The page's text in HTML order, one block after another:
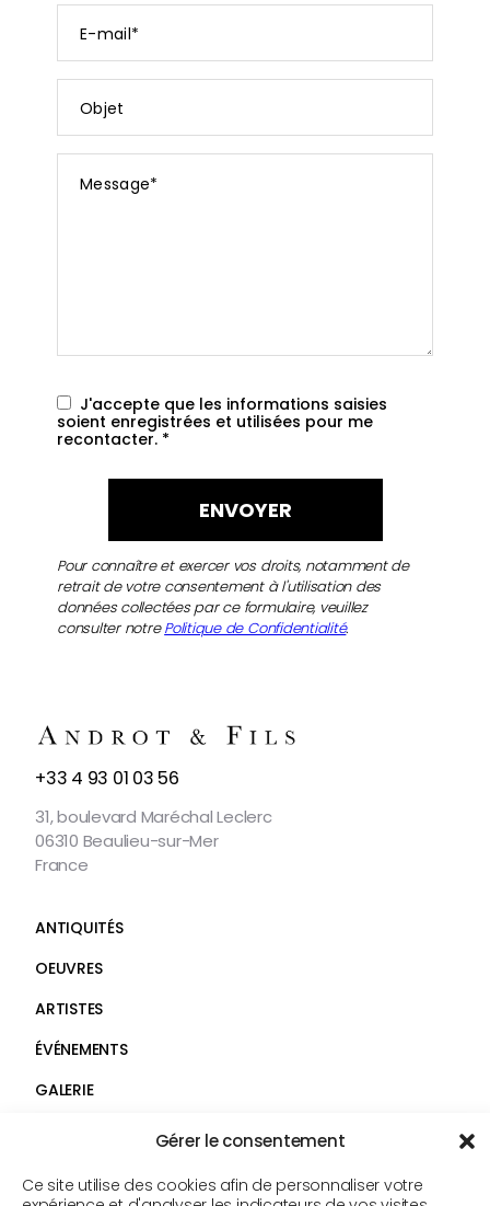
Gérer le consentement
Ce site utilise des cookies afin de personnaliser votre
mail
*
J'accepte que les informations saisies
soient enregistrées et utilisées pour me
recontacter. *
Pour connaître et exercer vos droits, notamment de
retrait de votre consentement à l'utilisation des
données collectées par ce formulaire, veuillez
consulter notrePolitique de Confidentialité.
NOUS
+33 4 93 01 03 56
31, boulevard Maréchal Leclerc
06310 Beaulieu-sur-Mer
France
ANTIQUITÉS
OEUVRES
ARTISTES
ÉVÉNEMENTS
GALERIE